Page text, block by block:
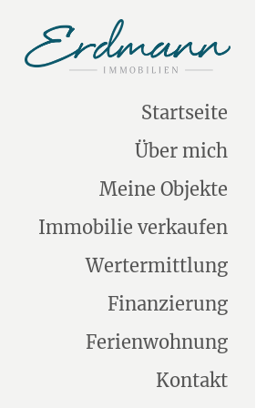
Startseite
Über mich
Meine Objekte
Immobilie verkaufen
Wertermittlung
Finanzierung
Ferienwohnung
Kontakt